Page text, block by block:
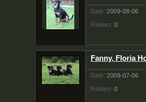
Date: 2009-08-06
Folders: 0
Fanny, Floria
Date: 2009-07-06
Folders: 0